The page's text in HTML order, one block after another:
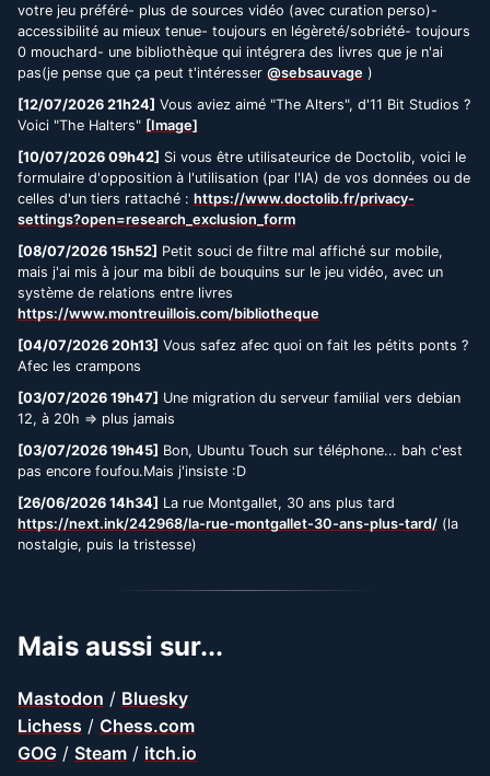
votre jeu préféré- plus de sources vidéo (avec curation perso)-
accessibilité au mieux tenue- toujours en légèreté/sobriété- toujours
0 mouchard- une bibliothèque qui intégrera des livres que je n'ai
pas(je pense que ça peut t'intéresser @sebsauvage )
[12/07/2026 21h24] Vous aviez aimé "The Alters", d'11 Bit Studios ?
Voici "The Halters" [Image]
[10/07/2026 09h42] Si vous être utilisateurice de Doctolib, voici le
formulaire d'opposition à l'utilisation (par l'IA) de vos données ou de
celles d'un tiers rattaché : https://www.doctolib.fr/privacy-
settings?open=research_exclusion_form
[08/07/2026 15h52] Petit souci de filtre mal affiché sur mobile,
mais j'ai mis à jour ma bibli de bouquins sur le jeu vidéo, avec un
système de relations entre livres
https://www.montreuillois.com/bibliotheque
[04/07/2026 20h13] Vous safez afec quoi on fait les pétits ponts ?
Afec les crampons
[03/07/2026 19h47] Une migration du serveur familial vers debian
12, à 20h => plus jamais
[03/07/2026 19h45] Bon, Ubuntu Touch sur téléphone... bah c'est
pas encore foufou.Mais j'insiste :D
[26/06/2026 14h34] La rue Montgallet, 30 ans plus tard
https://next.ink/242968/la-rue-montgallet-30-ans-plus-tard/ (la
nostalgie, puis la tristesse)
Mais aussi sur...
Mastodon / Bluesky
Lichess / Chess.com
GOG / Steam / itch.io